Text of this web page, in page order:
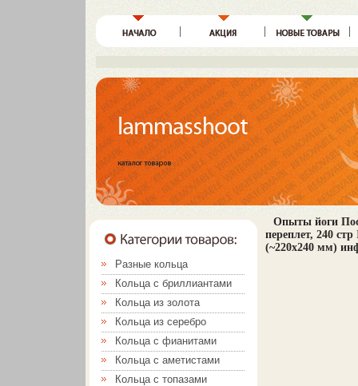
Разные кольца
Кольца с бриллиантами
Кольца из золота
Кольца из серебро
Кольца с фианитами
Кольца с аметистами
Кольца с топазами
Опыты йоги
переплет, 240
(~220x240 мм)